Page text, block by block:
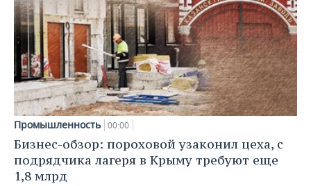
Промышленность 00:00
Бизнес-обзор: пороховой узаконил цеха, с
подрядчика лагеря в Крыму требуют еще
1,8 млрд